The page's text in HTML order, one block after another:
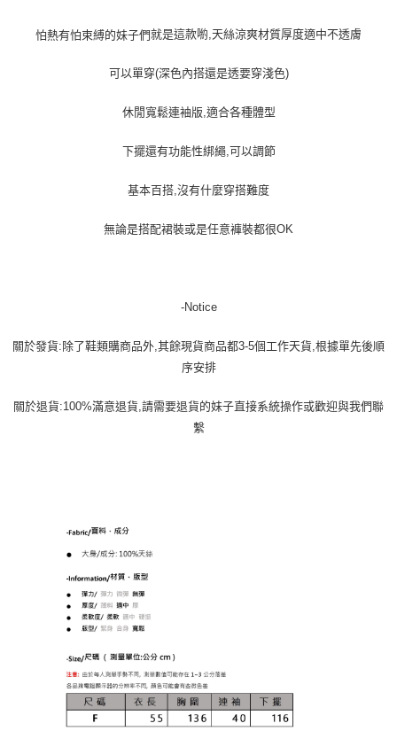
怕熱有怕束縛的妹子們就是這款喲,天絲涼爽材質厚度適中不透膚
可以單穿(深色內搭還是透要穿淺色)
休閒寬鬆連袖版,適合各種體型
下擺還有功能性綁繩,可以調節
基本百搭,沒有什麼穿搭難度
無論是搭配裙裝或是任意褲裝都很OK
-Notice
關於發貨:除了鞋類購商品外,其餘現貨商品都3-5個工作天貨,根據單先後順
序安排
關於退貨:100%滿意退貨,請需要退貨的妹子直接系統操作或歡迎與我們聯
繫